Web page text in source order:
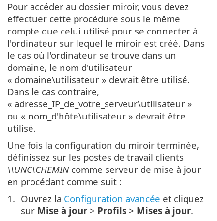
Pour accéder au dossier miroir, vous devez
effectuer cette procédure sous le même
compte que celui utilisé pour se connecter à
l'ordinateur sur lequel le miroir est créé. Dans
le cas où l'ordinateur se trouve dans un
domaine, le nom d'utilisateur
« domaine\utilisateur » devrait être utilisé.
Dans le cas contraire,
« adresse_IP_de_votre_serveur\utilisateur »
ou « nom_d'hôte\utilisateur » devrait être
utilisé.
Une fois la configuration du miroir terminée,
définissez sur les postes de travail clients
\\UNC\CHEMINcomme serveur de mise à jour
en procédant comme suit :
Ouvrez la Configuration avancée et cliquez
sur Mise à jour > Profils > Mises à jour.